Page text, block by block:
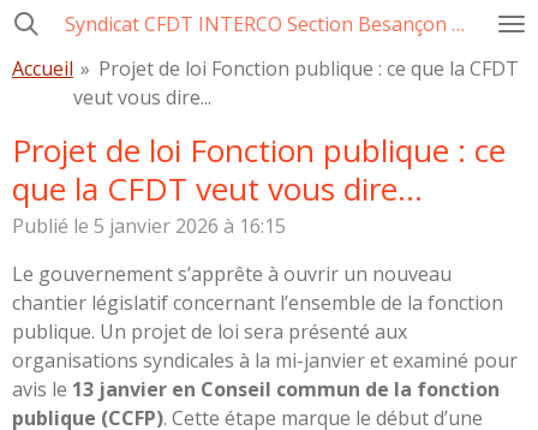
Passer
contenu
principal
Syndicat CFDT INTERCO Section Besançon Ville-CCAS-GBM
Accueil » Projet de loi Fonction publique : ce que la CFDT
veut vous dire...
Projet de loi Fonction publique : ce
que la CFDT veut vous dire...
Publié le 5 janvier 2026 à 16:15
Le gouvernement s’apprête à ouvrir un nouveau
chantier législatif concernant l’ensemble de la fonction
publique. Un projet de loi sera présenté aux
organisations syndicales à la mi-janvier et examiné pour
avis le 13 janvier en Conseil commun de la fonction
publique (CCFP). Cette étape marque le début d’une